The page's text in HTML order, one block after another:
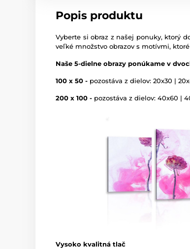
Popis produktu
Vyberte si obraz z našej ponuky, ktorý
veľké množstvo obrazov s motívmi,
Naše 5-dielne obrazy ponúkame v
100 x 50 - pozostáva z dielov: 20x30 |
200 x 100 - pozostáva z dielov: 40x60 |
Vysoko kvalitná tlač